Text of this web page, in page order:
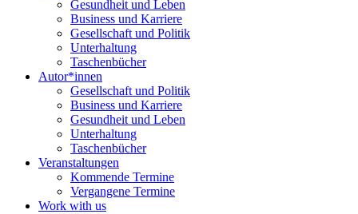
Gesundheit und Leben
Business und Karriere
Gesellschaft und Politik
Unterhaltung
Taschenbücher
Autor*innen
Gesellschaft und Politik
Business und Karriere
Gesundheit und Leben
Unterhaltung
Taschenbücher
Veranstaltungen
Kommende Termine
Vergangene Termine
Work with us